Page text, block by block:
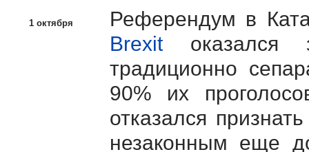
1 октября
Референдум в
Brexitоказался
традиционно
90% их
отказался
незаконным еще